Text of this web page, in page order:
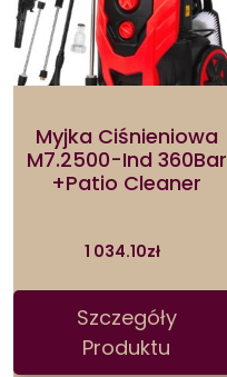
Myjka Ciśnieniowa
M7.2500-Ind 360Bar
+Patio Cleaner
1 034.10zł
Szczegóły
Produktu